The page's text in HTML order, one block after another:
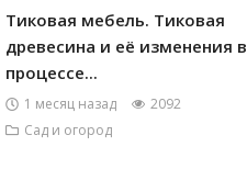
Тиковая мебель. Тиковая
древесина и её изменения в
процессе...
1 месяц назад
2092
Сад и огород